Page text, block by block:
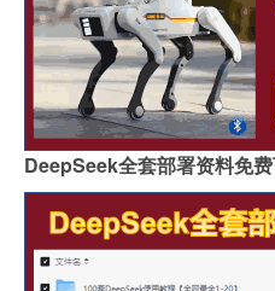
DeepSeek全套部署资料免